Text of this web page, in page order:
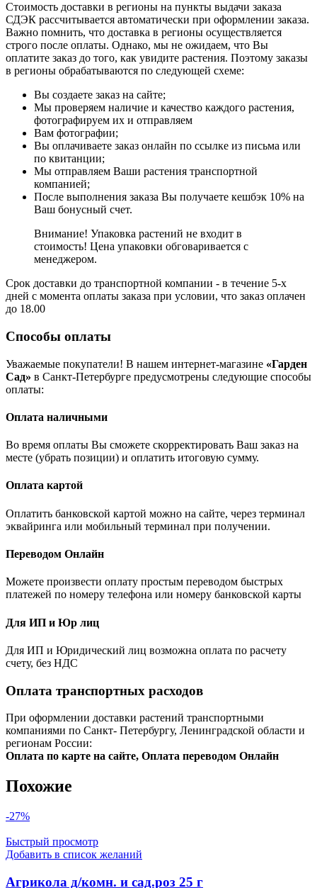
Стоимость доставки в регионы на пункты выдачи заказа
СДЭК рассчитывается автоматически при оформлении заказа.
Важно помнить, что доставка в регионы осуществляется
строго после оплаты. Однако, мы не ожидаем, что Вы
оплатите заказ до того, как увидите растения. Поэтому заказы
в регионы обрабатываются по следующей схеме:
Вы создаете заказ на сайте;
Мы проверяем наличие и качество каждого растения,
фотографируем их и отправляем
Вам фотографии;
Вы оплачиваете заказ онлайн по ссылке из письма или
по квитанции;
Мы отправляем Ваши растения транспортной
компанией;
После выполнения заказа Вы получаете кешбэк 10% на
Ваш бонусный счет.
Внимание! Упаковка растений не входит в
стоимость! Цена упаковки обговаривается с
менеджером.
Срок доставки до транспортной компании - в течение 5-х
дней с момента оплаты заказа при условии, что заказ оплачен
до 18.00
Способы оплаты
Уважаемые покупатели! В нашем интернет-магазине «Гарден
Сад» в Санкт-Петербурге предусмотрены следующие способы
оплаты:
Оплата наличными
Во время оплаты Вы сможете скорректировать Ваш заказ на
месте (убрать позиции) и оплатить итоговую сумму.
Оплата картой
Оплатить банковской картой можно на сайте, через терминал
эквайринга или мобильный терминал при получении.
Переводом Онлайн
Можете произвести оплату простым переводом быстрых
платежей по номеру телефона или номеру банковской карты
Для ИП и Юр лиц
Для ИП и Юридический лиц возможна оплата по расчету
счету, без НДС
Оплата транспортных расходов
При оформлении доставки растений транспортными
компаниями по Санкт- Петербургу, Ленинградской области и
регионам России:
Оплата по карте на сайте, Оплата переводом Онлайн
Похожие
-27%
Быстрый просмотр
Добавить в список желаний
Агрикола д/комн. и сад.роз 25 г